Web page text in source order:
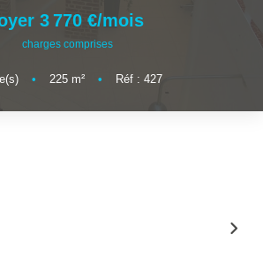
Nos Actualités
NOS BIENS
3 770 €/mois
charges comprises
• 225 m² • Réf : 427